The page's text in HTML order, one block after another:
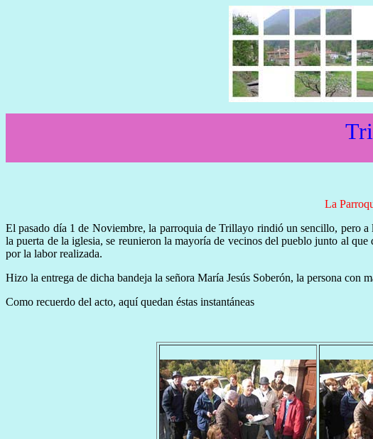
La
El pasado día 1 de Noviembre, la parroquia de Trillayo rindió un sencillo, pero
la puerta de la iglesia, se reunieron la mayoría de vecinos del pueblo junto al
por la labor realizada.
Hizo la entrega de dicha bandeja la señora María Jesús Soberón, la persona con
Como recuerdo del acto, aquí quedan éstas instantáneas